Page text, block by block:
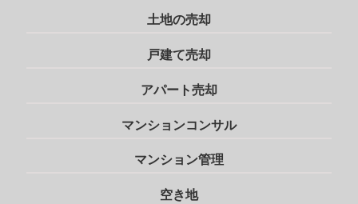
土地の売却
戸建て売却
アパート売却
マンションコンサル
マンション管理
空き地